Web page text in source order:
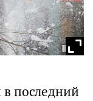
последний